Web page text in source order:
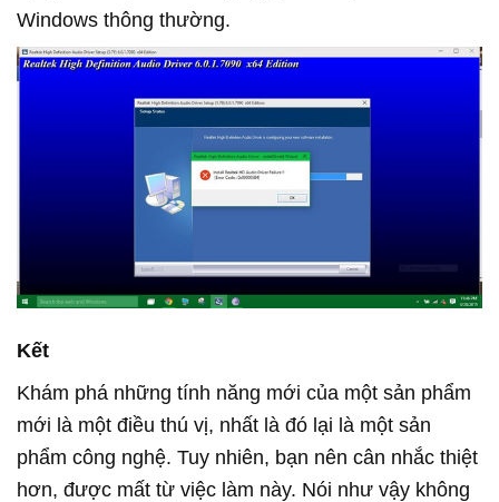
Windows thông thường.
Kết
Khám phá những tính năng mới của một sản phẩm
mới là một điều thú vị, nhất là đó lại là một sản
phẩm công nghệ. Tuy nhiên, bạn nên cân nhắc thiệt
hơn, được mất từ việc làm này. Nói như vậy không